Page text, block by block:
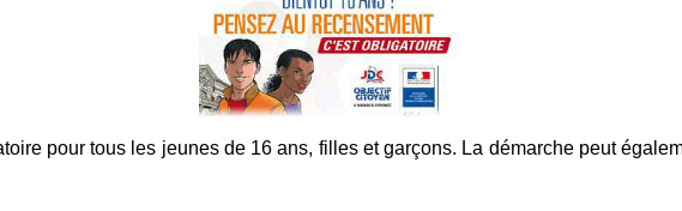
pour tous les jeunes de 16 ans, filles et garçons. La démarche peut